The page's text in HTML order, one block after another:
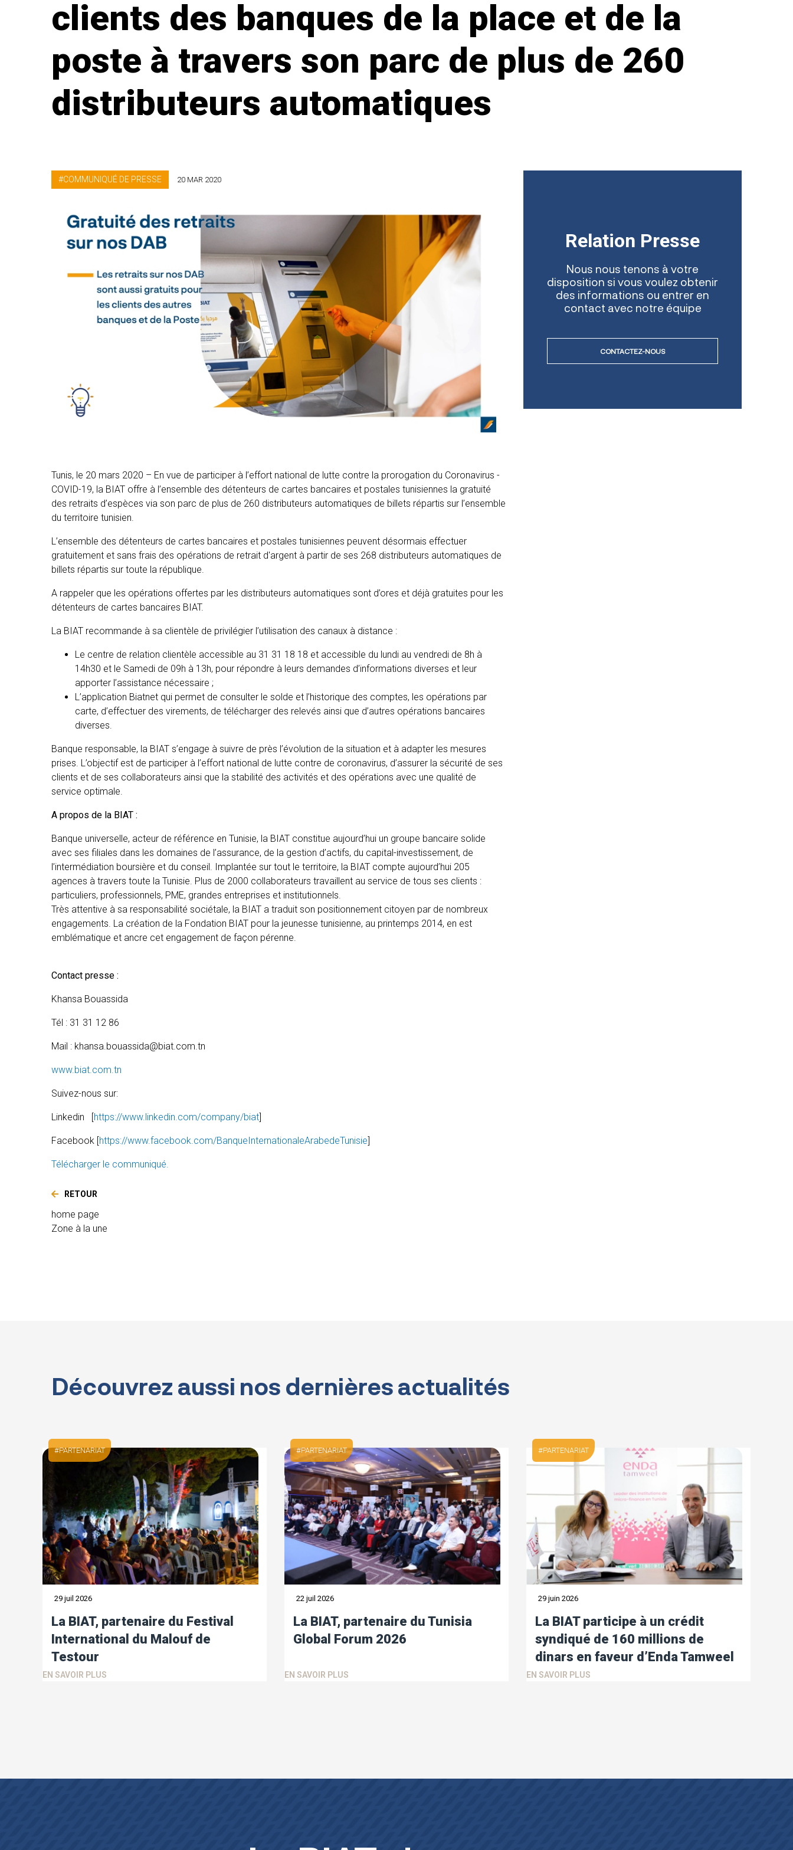
clients des banques de la place et de la
poste à travers son parc de plus de 260
distributeurs automatiques
COMMUNIQUÉ DE PRESSE 20 MAR 2020
Tunis, le 20 mars 2020 – En vue de participer à l’effort national de lutte contre la prorogation du Coronavirus -
COVID-19, la BIAT offre à l’ensemble des détenteurs de cartes bancaires et postales tunisiennes la gratuité
des retraits d’espèces via son parc de plus de 260 distributeurs automatiques de billets répartis sur l’ensemble
du territoire tunisien.
L’ensemble des détenteurs de cartes bancaires et postales tunisiennes peuvent désormais effectuer
gratuitement et sans frais des opérations de retrait d'argent à partir de ses 268 distributeurs automatiques de
billets répartis sur toute la république.
A rappeler que les opérations offertes par les distributeurs automatiques sont d’ores et déjà gratuites pour les
détenteurs de cartes bancaires BIAT.
La BIAT recommande à sa clientèle de privilégier l’utilisation des canaux à distance :
Le centre de relation clientèle accessible au 31 31 18 18 et accessible du lundi au vendredi de 8h à
14h30 et le Samedi de 09h à 13h, pour répondre à leurs demandes d’informations diverses et leur
apporter l’assistance nécessaire ;
L’application Biatnet qui permet de consulter le solde et l’historique des comptes, les opérations par
carte, d’effectuer des virements, de télécharger des relevés ainsi que d’autres opérations bancaires
diverses.
Banque responsable, la BIAT s’engage à suivre de près l’évolution de la situation et à adapter les mesures
prises. L’objectif est de participer à l’effort national de lutte contre de coronavirus, d’assurer la sécurité de ses
clients et de ses collaborateurs ainsi que la stabilité des activités et des opérations avec une qualité de
service optimale.
A propos de la BIAT :
Banque universelle, acteur de référence en Tunisie, la BIAT constitue aujourd’hui un groupe bancaire solide
avec ses filiales dans les domaines de l’assurance, de la gestion d’actifs, du capital-investissement, de
l’intermédiation boursière et du conseil. Implantée sur tout le territoire, la BIAT compte aujourd’hui 205
agences à travers toute la Tunisie. Plus de 2000 collaborateurs travaillent au service de tous ses clients :
particuliers, professionnels, PME, grandes entreprises et institutionnels.
Très attentive à sa responsabilité sociétale, la BIAT a traduit son positionnement citoyen par de nombreux
engagements. La création de la Fondation BIAT pour la jeunesse tunisienne, au printemps 2014, en est
emblématique et ancre cet engagement de façon pérenne.
Contact presse :
Khansa Bouassida
Tél : 31 31 12 86
Mail : khansa.bouassida@biat.com.tn
www.biat.com.tn
Suivez-nous sur:
Linkedin [https://www.linkedin.com/company/biat]
Facebook [https://www.facebook.com/BanqueInternationaleArabedeTunisie]
Télécharger le communiqué.
RETOUR
home page
Zone à la une
Relation Presse
Nous nous tenons à votre
disposition si vous voulez obtenir
des informations ou entrer en
contact avec notre équipe
CONTACTEZ-NOUS
Découvrez aussi nos dernières actualités
PARTENARIAT
29 juil 2026
La BIAT, partenaire du Festival
International du Malouf de
Testour
EN SAVOIR PLUS
PARTENARIAT
22 juil 2026
La BIAT, partenaire du Tunisia
Global Forum 2026
EN SAVOIR PLUS
PARTENARIAT
29 juin 2026
La BIAT participe à un crédit
syndiqué de 160 millions de
dinars en faveur d’Enda Tamweel
EN SAVOIR PLUS